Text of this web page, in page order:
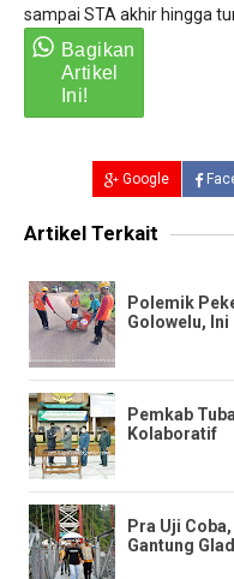
sampai STA akhir hingga
Google
Artikel Terkait
Polemik
Golowelu, Ini
Pemkab
Kolaboratif
Pra Uji
Gantung